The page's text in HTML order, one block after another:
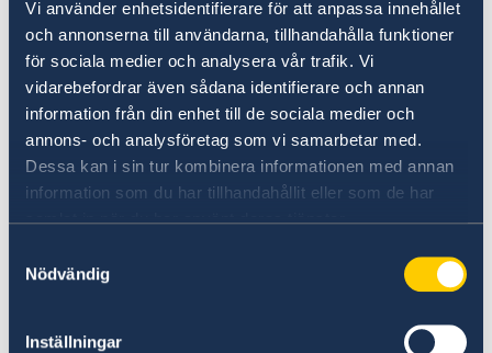
Vi använder enhetsidentifierare för att anpassa innehållet
och annonserna till användarna, tillhandahålla funktioner
för sociala medier och analysera vår trafik. Vi
vidarebefordrar även sådana identifierare och annan
information från din enhet till de sociala medier och
annons- och analysföretag som vi samarbetar med.
Dessa kan i sin tur kombinera informationen med annan
information som du har tillhandahållit eller som de har
samlat in när du har använt deras tjänster.
Nödvändig
Inställningar
Internationella Kvinnodagen
20 mars
Novruz-Bayram
10 april
Khait
18 maj
Kurban Bairam